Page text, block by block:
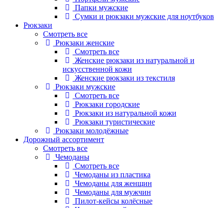
Папки мужские
Сумки и рюкзаки мужские для ноутбуков
Рюкзаки
Смотреть все
Рюкзаки женские
Смотреть все
Женские рюкзаки из натуральной и
искусственной кожи
Женские рюкзаки из текстиля
Рюкзаки мужские
Смотреть все
Рюкзаки городские
Рюкзаки из натуральной кожи
Рюкзаки туристические
Рюкзаки молодёжные
Дорожный ассортимент
Смотреть все
Чемоданы
Смотреть все
Чемоданы из пластика
Чемоданы для женщин
Чемоданы для мужчин
Пилот-кейсы колёсные